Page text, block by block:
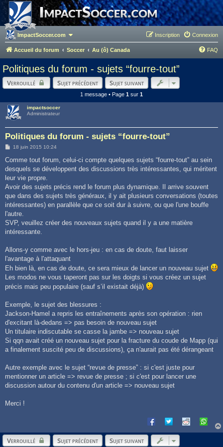
ImpactSoccer.com Connexion
Inscription
Accueil du forum Soccer Au (ô) Canada FAQ
Politiques du forum - sujets “fourre-tout”
Verrouillé Sujet précédent Sujet suivant
1 message • Page 1 sur 1
impactsoccer
Administrateur
Politiques du forum - sujets “fourre-tout”
M
s
a
g
18 juin 2015 10:24
Comme tout forum, celui-ci compte quelques sujets “fourre-tout” au sein
desquels se développent des discussions très intéressantes, qui méritent
leur vie propre.
Avoir des sujets précis rend le forum plus dynamique. Il arrive souvent
que dans des sujets très généraux, il y ait plusieurs conversations (toutes
intéressantes) en parallèle que ce soit dur à suivre, ou que l'une bouffe
l'autre.
SVP, veuillez créer des nouveaux sujets quand il y a une matière
intéressante.
Allons-y comme avec le hors-jeu : en cas de doute, faut laisser
l'avantage à l'attaquant
Eh bien là, en cas de doute, ce sera mieux de lancer un nouveau sujet
Les modos ne vous taperont pas sur les doigts si vous créez un sujet
précis mais peu populaire (sauf s’il existait déjà)
Exemple, le sujet des blessures :
Jackson-Hamel a repris les entraînements après son opération : rien
d'excitant là-dedans => pas besoin de nouveau sujet
Un titulaire indiscutable se casse la jambe => nouveau sujet
Si qqn avait créé un nouveau sujet pour la fracture du coude de Mapp (qui
a finalement suscité peu de discussions), ça n'aurait pas été dérangeant
Autre exemple avec le sujet “revue de presse” : si c'est juste pour
mentionner un article => revue de presse ; si c'est pour lancer une
discussion autour du contenu d'un article => nouveau sujet
Merci !
Verrouillé Sujet précédent Sujet suivant